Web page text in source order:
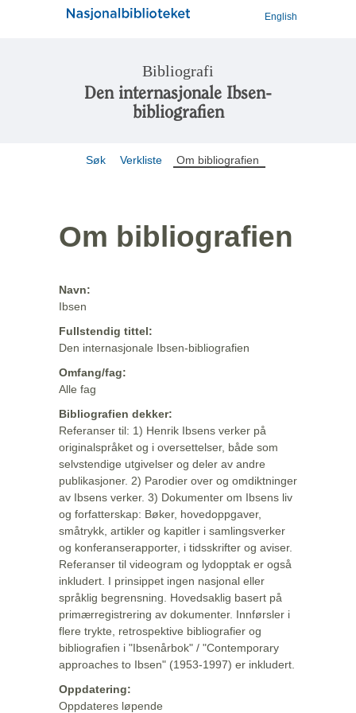
English
Bibliografi
Den internasjonale Ibsen-
bibliografien
Søk Verkliste Om bibliografien
Om bibliografien
Navn:
Ibsen
Fullstendig tittel:
Den internasjonale Ibsen-bibliografien
Omfang/fag:
Alle fag
Bibliografien dekker:
Referanser til: 1) Henrik Ibsens verker på
originalspråket og i oversettelser, både som
selvstendige utgivelser og deler av andre
publikasjoner. 2) Parodier over og omdiktninger
av Ibsens verker. 3) Dokumenter om Ibsens liv
og forfatterskap: Bøker, hovedoppgaver,
småtrykk, artikler og kapitler i samlingsverker
og konferanserapporter, i tidsskrifter og aviser.
Referanser til videogram og lydopptak er også
inkludert. I prinsippet ingen nasjonal eller
språklig begrensning. Hovedsaklig basert på
primærregistrering av dokumenter. Innførsler i
flere trykte, retrospektive bibliografier og
bibliografien i "Ibsenårbok" / "Contemporary
approaches to Ibsen" (1953-1997) er inkludert.
Oppdatering:
Oppdateres løpende